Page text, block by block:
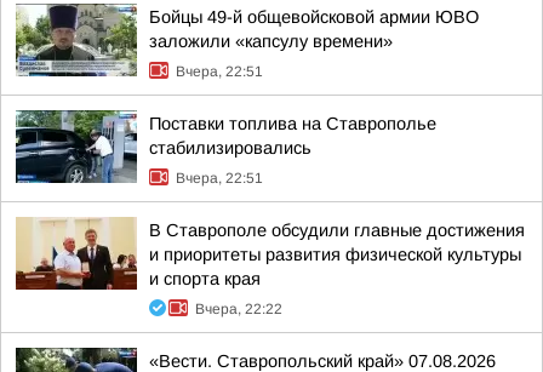
Бойцы 49-й общевойсковой армии ЮВО
заложили «капсулу времени»
Вчера, 22:51
Поставки топлива на Ставрополье
стабилизировались
Вчера, 22:51
В Ставрополе обсудили главные достижения
и приоритеты развития физической культуры
и спорта края
Вчера, 22:22
«Вести. Ставропольский край» 07.08.2026